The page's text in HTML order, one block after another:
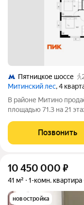
Пятницкое шоссе
Митинский лес, 4
В районе Митино
площадью 71.3 на 21
минут пешком до
на автомобиле до
Позвонить
10 450 000 ₽
41 м² 1-комн. квартира
новостройка